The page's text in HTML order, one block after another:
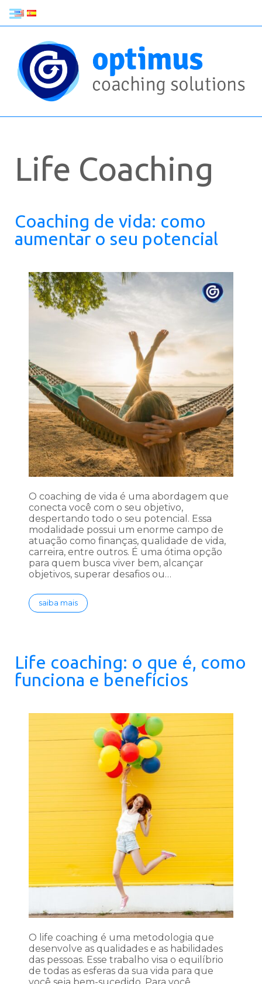
Life Coaching
Coaching de vida: como
aumentar o seu potencial
O coaching de vida é uma abordagem que
conecta você com o seu objetivo,
despertando todo o seu potencial. Essa
modalidade possui um enorme campo de
atuação como finanças, qualidade de vida,
carreira, entre outros. É uma ótima opção
para quem busca viver bem, alcançar
objetivos, superar desafios ou…
saiba mais
Life coaching: o que é, como
funciona e benefícios
O life coaching é uma metodologia que
desenvolve as qualidades e as habilidades
das pessoas. Esse trabalho visa o equilíbrio
de todas as esferas da sua vida para que